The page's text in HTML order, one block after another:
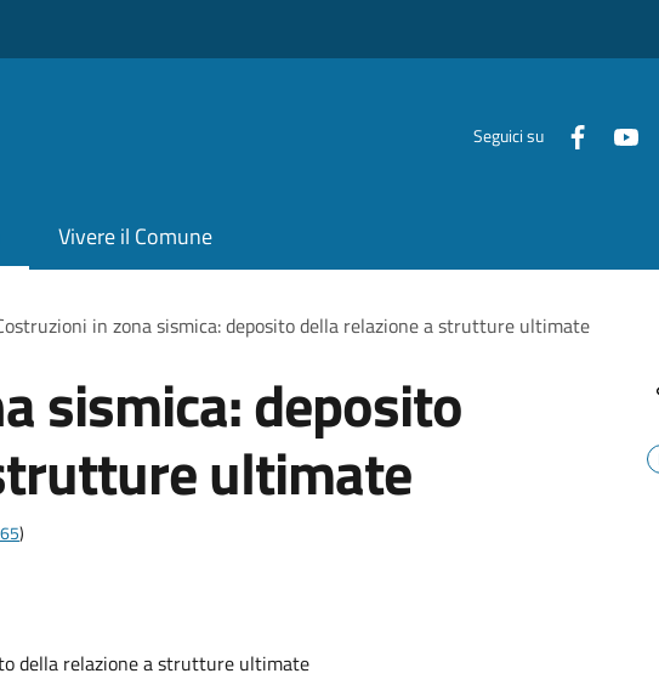
Seguici su
Vivere il Comune
in zona sismica: deposito della relazione a strutture ultimate
sismica: deposito
ultimate
)
della relazione a strutture ultimate